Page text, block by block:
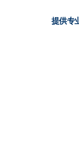
提供专